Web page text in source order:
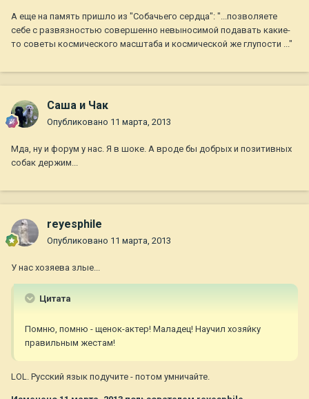
А еще на память пришло из "Собачьего сердца": "...позволяете
себе с развязностью совершенно невыносимой подавать какие-
то советы космического масштаба и космической же глупости ..."
Саша и Чак
Опубликовано 11 марта, 2013
Мда, ну и форум у нас. Я в шоке. А вроде бы добрых и позитивных
собак держим...
reyesphile
Опубликовано 11 марта, 2013
У нас хозяева злые...
Цитата
Помню, помню - щенок-актер! Маладец! Научил хозяйку
правильным жестам!
LOL. Русский язык подучите - потом умничайте.